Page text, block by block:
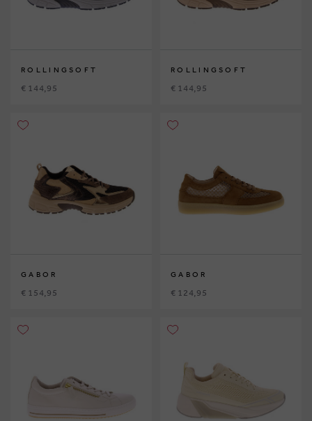
ROLLINGSOFT
€ 144,95
ROLLINGSOFT
€ 144,95
GABOR
€ 154,95
GABOR
€ 124,95